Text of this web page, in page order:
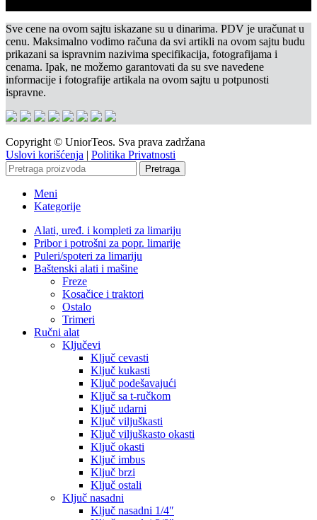
Sve cene na ovom sajtu iskazane su u dinarima. PDV je uračunat u
cenu. Maksimalno vodimo računa da svi artikli na ovom sajtu budu
prikazani sa ispravnim nazivima specifikacija, fotografijama i
cenama. Ipak, ne možemo garantovati da su sve navedene
informacije i fotografije artikala na ovom sajtu u potpunosti
ispravne.
Copyright © UniorTeos. Sva prava zadržana
Uslovi korišćenja | Politika Privatnosti
Pretraga
Meni
Kategorije
Alati, uređ. i kompleti za limariju
Pribor i potrošni za popr. limarije
Puleri/spoteri za limariju
Baštenski alati i mašine
Freze
Kosačice i traktori
Ostalo
Trimeri
Ručni alat
Ključevi
Ključ cevasti
Ključ kukasti
Ključ podešavajući
Ključ sa t-ručkom
Ključ udarni
Ključ viljuškasti
Ključ viljuškasto okasti
Ključ okasti
Ključ imbus
Ključ brzi
Ključ ostali
Ključ nasadni
Ključ nasadni 1/4″